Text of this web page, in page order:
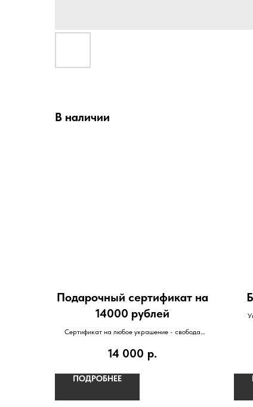
В наличии
Подарочный сертификат на
14000 рублей
Сертификат на любое украшение - свобода
14 000 р.
ПОДРОБНЕЕ